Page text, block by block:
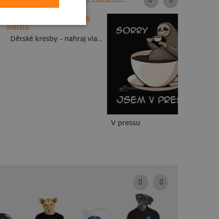
Dětské kresby - nahraj vlastní
V pressu